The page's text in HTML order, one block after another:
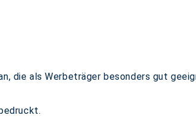
die als Werbeträger besonders gut